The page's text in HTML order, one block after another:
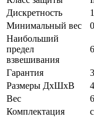
Дискретность
Минимальный вес
Наибольший
предел
взвешивания
Гарантия
Размеры ДхШхВ
Вес
Комплектация